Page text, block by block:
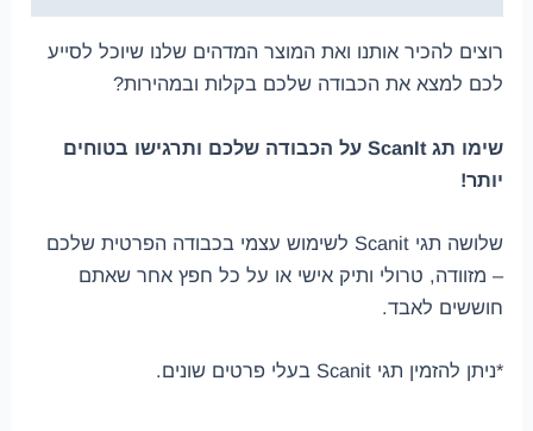
רוצים להכיר אותנו ואת המוצר המדהים שלנו שיוכל לסייע
לכם למצא את הכבודה שלכם בקלות ובמהירות?
שימו תג ScanIt על הכבודה שלכם ותרגישו בטוחים
יותר!
שלושה תגי Scanit לשימוש עצמי בכבודה הפרטית שלכם
– מזוודה, טרולי ותיק אישי או על כל חפץ אחר שאתם
חוששים לאבד.
*ניתן להזמין תגי Scanit בעלי פרטים שונים.